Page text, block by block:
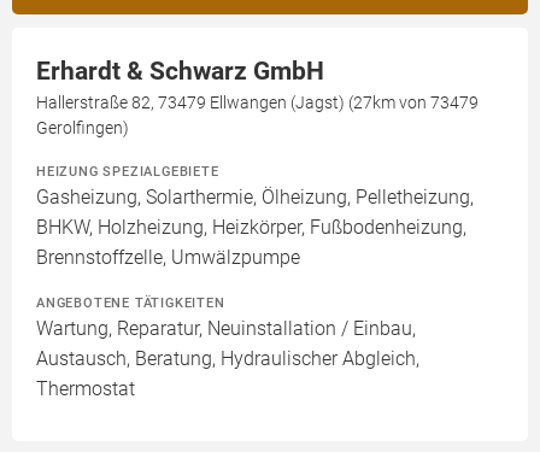
Erhardt & Schwarz GmbH
Hallerstraße 82, 73479 Ellwangen (Jagst) (27km von 73479
Gerolfingen)
HEIZUNG SPEZIALGEBIETE
Gasheizung, Solarthermie, Ölheizung, Pelletheizung,
BHKW, Holzheizung, Heizkörper, Fußbodenheizung,
Brennstoffzelle, Umwälzpumpe
ANGEBOTENE TÄTIGKEITEN
Wartung, Reparatur, Neuinstallation / Einbau,
Austausch, Beratung, Hydraulischer Abgleich,
Thermostat